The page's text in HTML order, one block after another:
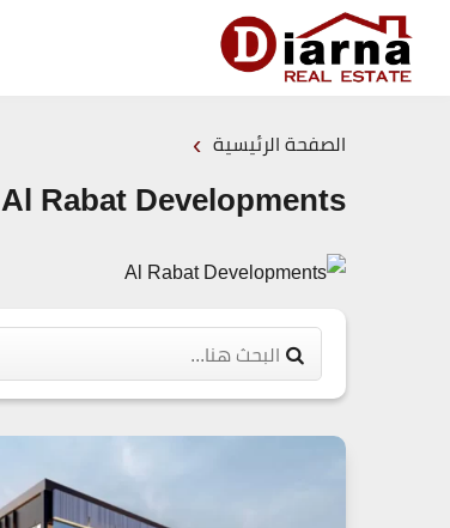
الصفحة الرئيسية ›
Al Rabat Developments